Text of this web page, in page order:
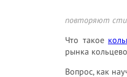
повторяют
Что такое
рынка
Вопрос, как